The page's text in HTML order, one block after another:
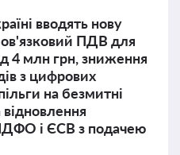
вводять нову
ПДВ для
4 млн грн, зниження
з цифрових
на безмитні
ПДФО і ЄСВ з подачею